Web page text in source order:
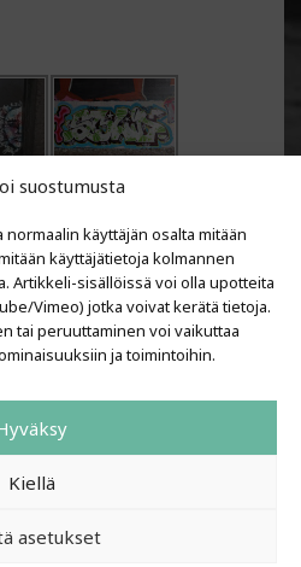
suostumusta
käyttäjän osalta mitään
käyttäjätietoja kolmannen
Artikkeli-sisällöissä voi olla upotteita
Vimeo) jotka voivat kerätä tietoja.
tai peruuttaminen voi vaikuttaa
ja toimintoihin.
Kiellä
asetukset